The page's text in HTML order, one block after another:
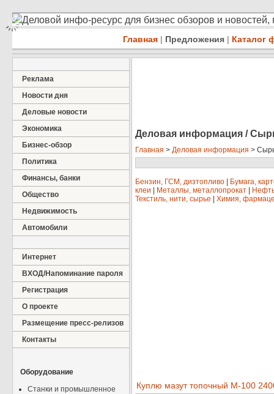
Деловой инфо-ресурс для бизнес обзоров и
Главная | Предложения | Каталог
Реклама
Новости дня
Деловые новости
Экономика
Бизнес-обзор
Политика
Финансы, банки
Общество
Недвижимость
Автомобили
Интернет
ВХОД/Напоминание пароля
Регистрация
О проекте
Размещение пресс-релизов
Контакты
Оборудование
Станки и промышленное
Деловая информация /
Главная > Деловая информация >
Бензин, ГСМ, дизтопливо
Бумага,
клеи
Металлы, металлопрокат
Текстиль, нити, сырье
Химия,
Куплю мазут топочный М-100